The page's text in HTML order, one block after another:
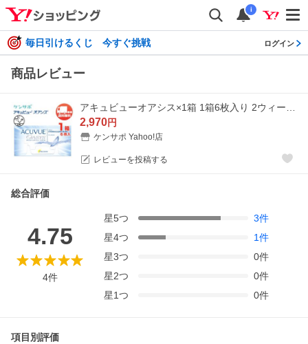
i
毎日引けるくじ 今すぐ挑戦 ログイン
商品レビュー
2,970円
ケンサポ Yahoo!店
レビューを投稿する
総合評価
4.75
4件
星5つ 3件
星4つ 1件
星3つ 0件
星2つ 0件
星1つ 0件
項目別評価